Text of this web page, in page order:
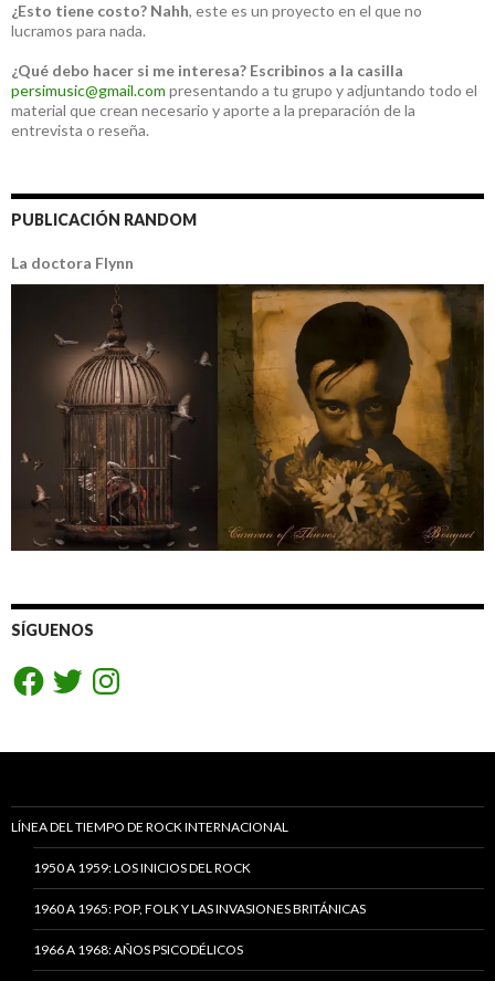
¿Esto tiene costo? Nahh, este es un proyecto en el que no
lucramos para nada.
¿Qué debo hacer si me interesa? Escribinos a la casilla
persimusic@gmail.com presentando a tu grupo y adjuntando todo el
material que crean necesario y aporte a la preparación de la
entrevista o reseña.
PUBLICACIÓN RANDOM
La doctora Flynn
SÍGUENOS
FacebookTwitterInstagram
LÍNEA DEL TIEMPO DE ROCK INTERNACIONAL
1950 A 1959: LOS INICIOS DEL ROCK
1960 A 1965: POP, FOLK Y LAS INVASIONES BRITÁNICAS
1966 A 1968: AÑOS PSICODÉLICOS